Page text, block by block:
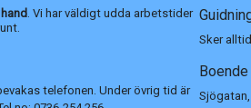
. Vi har väldigt udda arbetstider
telefonen. Under övrig tid är
Sker
Boende
Sjögatan,